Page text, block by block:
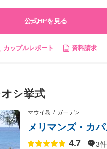
公式HPを見る
カップルレポート 資料請求
シ挙式
マウイ島 ガーデン
メリマンズ・カ
点数
4.7
3件